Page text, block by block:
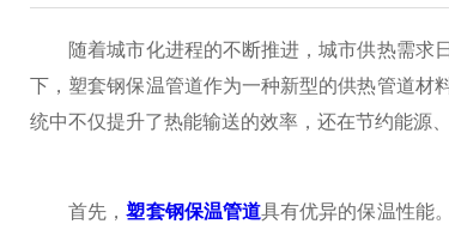
随着城市化进程的不断推进，城市供热需求日
下，塑套钢保温管道作为一种新型的供热管道材
统中不仅提升了热能输送的效率，还在节约能源
首先，塑套钢保温管道具有优异的保温性能